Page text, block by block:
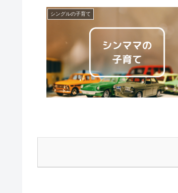
シングルの子育て